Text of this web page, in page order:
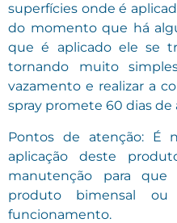
superfícies onde é
do momento que há
que é aplicado ele se
tornando muito
vazamento e realizar a
spray promete 60 dias de
Pontos de atenção: É
aplicação deste
manutenção para
produto bimensal ou
funcionamento.